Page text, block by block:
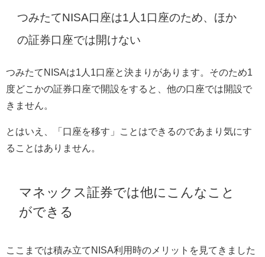
つみたてNISA口座は1人1口座のため、ほか
の証券口座では開けない
つみたてNISAは1人1口座と決まりがあります。そのため1
度どこかの証券口座で開設をすると、他の口座では開設で
きません。
とはいえ、「口座を移す」ことはできるのであまり気にす
ることはありません。
マネックス証券では他にこんなこと
ができる
ここまでは積み立てNISA利用時のメリットを見てきました